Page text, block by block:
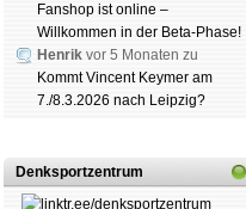
Fanshop ist online –
Willkommen in der Beta-Phase!
Henrik vor 5 Monaten zu
Kommt Vincent Keymer am
7./8.3.2026 nach Leipzig?
Denksportzentrum